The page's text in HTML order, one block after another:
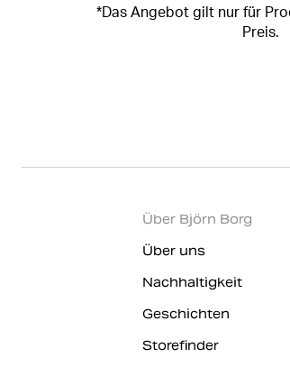
*Das Angebot gilt nur für
Preis.
Über Björn Borg
Über uns
Nachhaltigkeit
Geschichten
Storefinder